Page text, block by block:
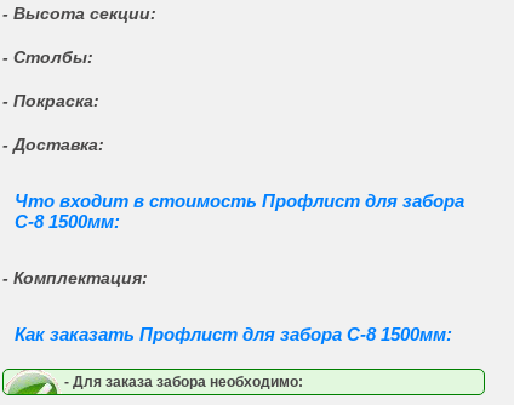
- Высота секции:
- Столбы:
- Покраска:
- Доставка:
Что входит в стоимость Профлист для забора
С-8 1500мм:
- Комплектация:
Как заказать Профлист для забора С-8 1500мм:
- Для заказа забора необходимо: